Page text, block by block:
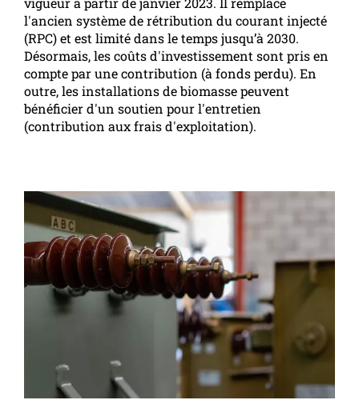
l'ancien système de rétribution du courant injecté
(RPC) et est limité dans le temps jusqu’à 2030.
Désormais, les coûts d'investissement sont pris en
compte par une contribution (à fonds perdu). En
outre, les installations de biomasse peuvent
bénéficier d'un soutien pour l'entretien
(contribution aux frais d'exploitation).